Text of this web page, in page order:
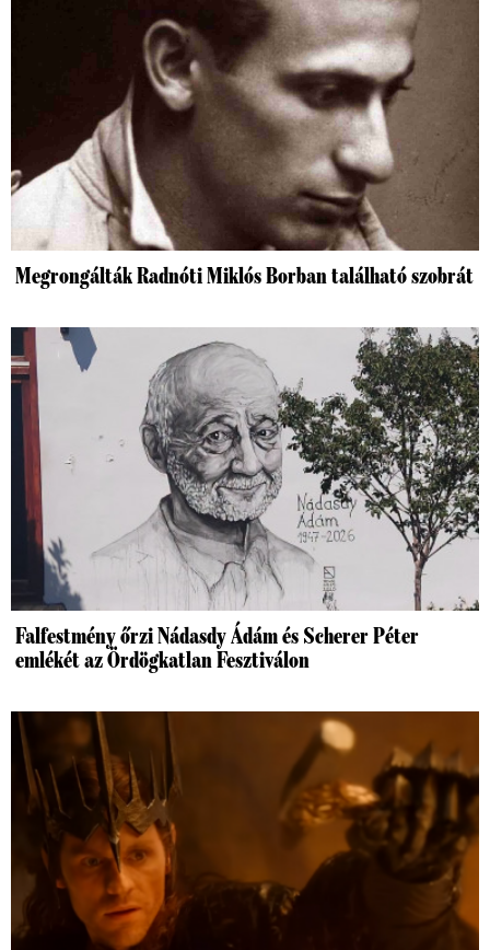
Megrongálták Radnóti Miklós Borban található szobrát
Falfestmény őrzi Nádasdy Ádám és Scherer Péter
emlékét az Ördögkatlan Fesztiválon